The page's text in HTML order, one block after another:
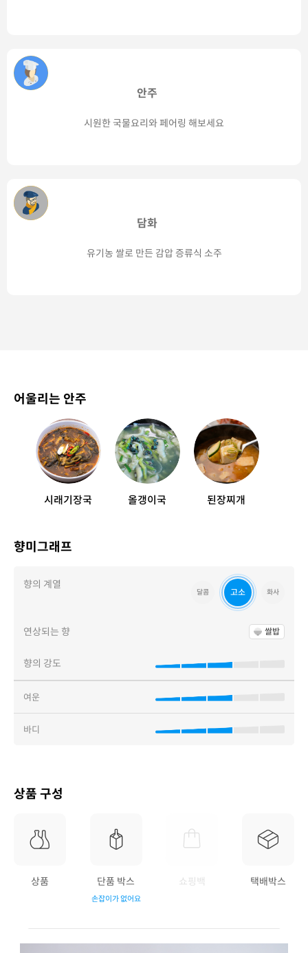
안주
시원한 국물요리와 페어링 해보세요
담화
유기농 쌀로 만든 감압 증류식 소주
어울리는 안주
시래기장국 올갱이국 된장찌개
향미그래프
향의 계열
달콤 고소 화사
연상되는 향 쌀밥
향의 강도
여운
바디
상품 구성
상품 단품 박스
손잡이가 없어요
쇼핑백 택배박스